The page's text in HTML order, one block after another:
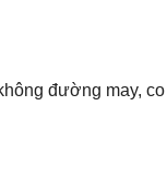
đường may,